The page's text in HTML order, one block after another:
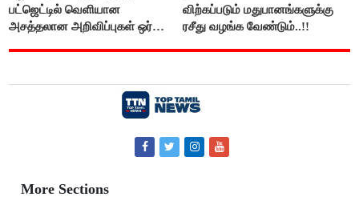
பட்ஜெட்டில் வெளியான
அசத்தலான அறிவிப்புகள் ஒர்
விற்கப்படும் மதுபானங்களுக்கு
ரசீது வழங்க வேண்டும்..!!
More Sections